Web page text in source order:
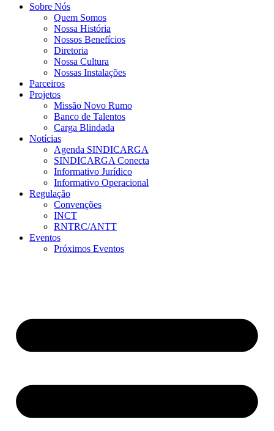
Sobre Nós
Quem Somos
Nossa História
Nossos Benefícios
Diretoria
Nossa Cultura
Nossas Instalações
Parceiros
Projetos
Missão Novo Rumo
Banco de Talentos
Carga Blindada
Notícias
Agenda SINDICARGA
SINDICARGA Conecta
Informativo Jurídico
Informativo Operacional
Regulação
Convenções
INCT
RNTRC/ANTT
Eventos
Próximos Eventos